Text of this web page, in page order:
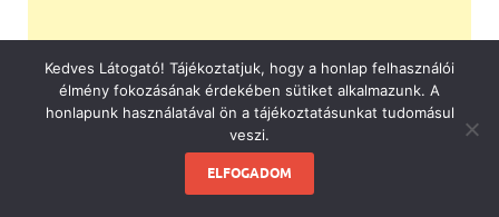
Kedves Látogató! Tájékoztatjuk, hogy a honlap felhasználói
élmény fokozásának érdekében sütiket alkalmazunk. A
honlapunk használatával ön a tájékoztatásunkat tudomásul
veszi.
ELFOGADOM